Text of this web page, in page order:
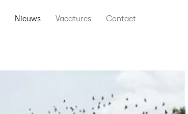
Nieuws Vacatures Contact